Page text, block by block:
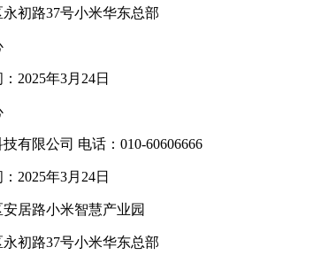
初路37号小米华东总部
2025年3月24日
有限公司 电话：010-60606666
2025年3月24日
居路小米智慧产业园
初路37号小米华东总部